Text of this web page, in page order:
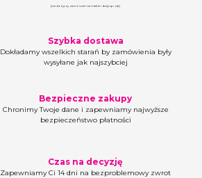
(nie dotyczy zamówień na meble i duży sprzęt)
Szybka dostawa
Dokładamy wszelkich starań by zamówienia były
wysyłane jak najszybciej
Bezpieczne zakupy
Chronimy Twoje dane i zapewniamy najwyższe
bezpieczeństwo płatności
Czas na decyzję
Zapewniamy Ci 14 dni na bezproblemowy zwrot